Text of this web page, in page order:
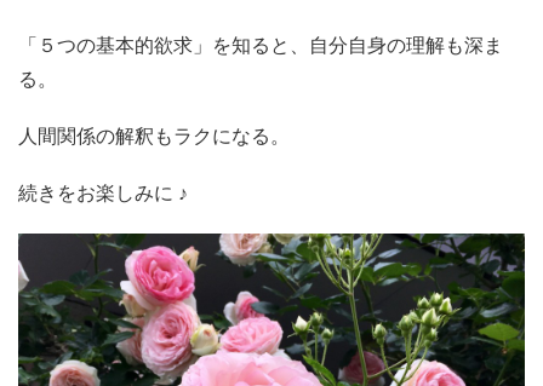
「５つの基本的欲求」を知ると、自分自身の理解も深ま
る。
人間関係の解釈もラクになる。
続きをお楽しみに ♪